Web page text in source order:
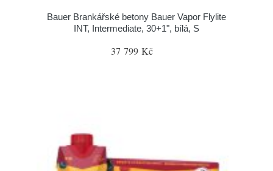
Bauer Brankářské betony Bauer Vapor Flylite
INT, Intermediate, 30+1", bílá, S
37 799 Kč